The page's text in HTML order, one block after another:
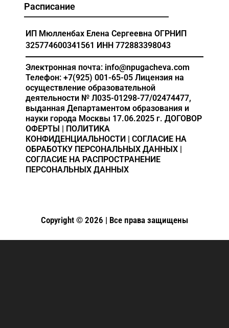
Расписание
ИП Мюлленбах Елена Сергеевна ОГРНИП
325774600341561 ИНН 772883398043
Электронная почта: info@npugacheva.com
Телефон: +7(925) 001-65-05 Лицензия на
осуществление образовательной
деятельности № Л035-01298-77/02474477,
выданная Департаментом образования и
науки города Москвы 17.06.2025 г. ДОГОВОР
ОФЕРТЫ | ПОЛИТИКА
КОНФИДЕНЦИАЛЬНОСТИ | СОГЛАСИЕ НА
ОБРАБОТКУ ПЕРСОНАЛЬНЫХ ДАННЫХ |
СОГЛАСИЕ НА РАСПРОСТРАНЕНИЕ
ПЕРСОНАЛЬНЫХ ДАННЫХ
Copyright © 2026 | Все права защищены